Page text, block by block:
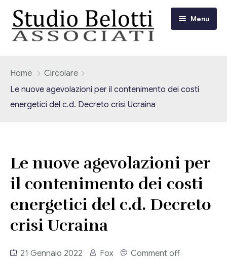
Menu
I nostri servizi
Adempimenti Dichiarativi e Fiscali
Contrattualistica Varia
Consulenza Societaria
Corsi FAD
Video/Tv
Università
Home
Circolare
Le nuove agevolazioni per il contenimento dei costi
energetici del c.d. Decreto crisi Ucraina
Le nuove agevolazioni per
il contenimento dei costi
energetici del c.d. Decreto
crisi Ucraina
21 Gennaio 2022 Fox Comment off